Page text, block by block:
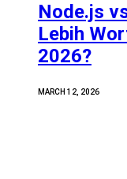
Node.js
Lebih
2026?
MARCH 12, 2026